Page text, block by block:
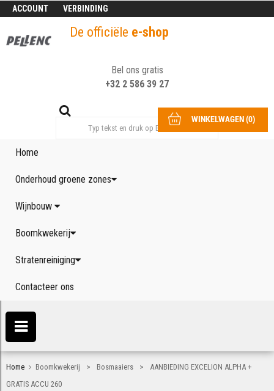
ACCOUNT VERBINDING
De officiële e-shop
Bel ons gratis
+32 2 586 39 27
WINKELWAGEN(0)
Home
Onderhoud groene zones
Wijnbouw
Boomkwekerij
Stratenreiniging
Contacteer ons
Home Boomkwekerij > Bosmaaiers >
AANBIEDING EXCELION ALPHA +
GRATIS ACCU 260